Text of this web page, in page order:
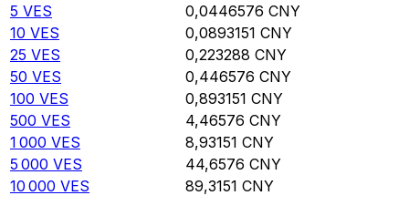
5 VES 0,0446576 CNY
10 VES 0,0893151 CNY
25 VES 0,223288 CNY
50 VES 0,446576 CNY
100 VES 0,893151 CNY
500 VES 4,46576 CNY
1 000 VES 8,93151 CNY
5 000 VES 44,6576 CNY
10 000 VES 89,3151 CNY